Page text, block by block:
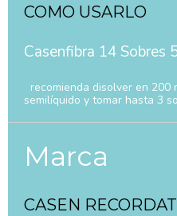
COMO USARLO
Casenfibra 14 Sobres
recomienda disolver en 200
semilíquido y tomar hasta 3
Marca
CASEN